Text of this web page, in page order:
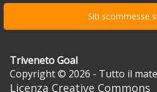
Siti scommesse
Triveneto Goal
Copyright © 2026 - Tutto il
Licenza Creative Commons